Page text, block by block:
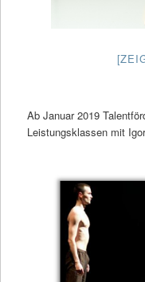
Ab Januar 2019
Leistungsklassen mit